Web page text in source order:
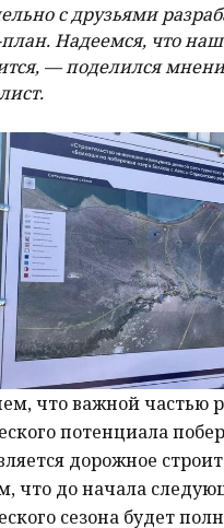
с друзьями
Надеемся, что
— поделился
что важной частью
потенциала
дорожное
что до начала
сезона будет